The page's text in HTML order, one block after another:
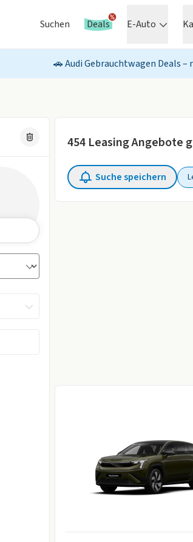
Suchen Deals E-Auto
🚗 Audi Gebrauchtwagen Deals
454 Leasing Angebote
Suche speichern
3 aktive Filter